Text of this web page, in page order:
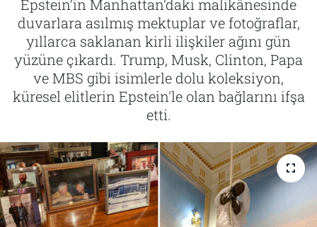
Epstein’in Manhattan’daki malikânesinde
duvarlara asılmış mektuplar ve fotoğraflar,
yıllarca saklanan kirli ilişkiler ağını gün
yüzüne çıkardı. Trump, Musk, Clinton, Papa
ve MBS gibi isimlerle dolu koleksiyon,
küresel elitlerin Epstein'le olan bağlarını ifşa
etti.
Tarih
İletişim
Künye